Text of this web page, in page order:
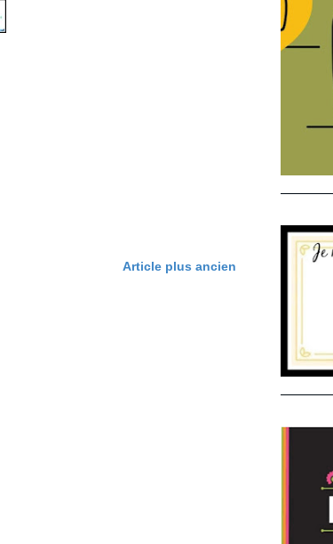
Article plus ancien